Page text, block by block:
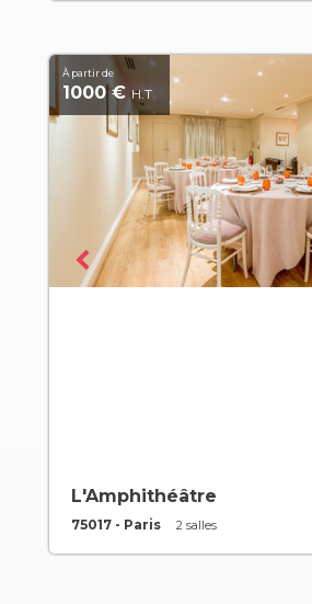
À partir de
1000 €H.T
L'Amphithéâtre
75017 - Paris 2 salles